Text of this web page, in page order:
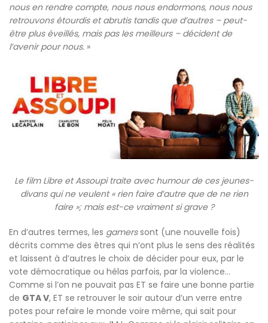
nous en rendre compte, nous nous endormons, nous nous
retrouvons étourdis et abrutis tandis que d’autres – peut-
être plus éveillés, mais pas les meilleurs – décident de
l’avenir pour nous. »
Le film Libre et Assoupi traite avec humour de ces jeunes-
divans qui ne veulent « rien faire d’autre que de ne rien
faire »; mais est-ce vraiment si grave ?
En d’autres termes, les gamerssont (une nouvelle fois)
décrits comme des êtres qui n’ont plus le sens des réalités
et laissent à d’autres le choix de décider pour eux, par le
vote démocratique ou hélas parfois, par la violence…
Comme si l’on ne pouvait pas ET se faire une bonne partie
de GTA V, ET se retrouver le soir autour d’un verre entre
potes pour refaire le monde voire même, qui sait pour